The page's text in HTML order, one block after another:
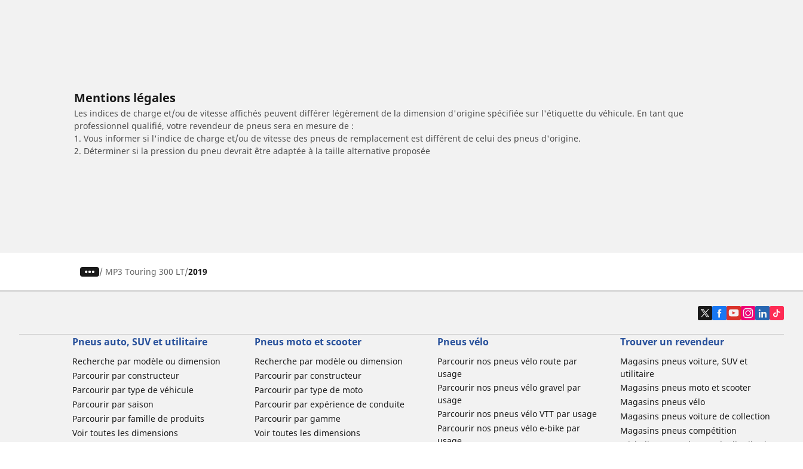
Mentions légales
Les indices de charge et/ou de vitesse affichés peuvent différer légèrement de la dimension d'origine spécifiée sur l'étiquette du véhicule. En tant que
professionnel qualifié, votre revendeur de pneus sera en mesure de :
1. Vous informer si l'indice de charge et/ou de vitesse des pneus de remplacement est différent de celui des pneus d'origine.
2. Déterminer si la pression du pneu devrait être adaptée à la taille alternative proposée
/ MP3 Touring 300 LT 2019
Pneus auto, SUV et utilitaire
Recherche par modèle ou dimension
Parcourir par constructeur
Parcourir par type de véhicule
Parcourir par saison
Parcourir par famille de produits
Voir toutes les dimensions
Pneus moto et scooter
Recherche par modèle ou dimension
Parcourir par constructeur
Parcourir par type de moto
Parcourir par expérience de conduite
Parcourir par gamme
Voir toutes les dimensions
Pneus vélo
Parcourir nos pneus vélo route par
usage
Parcourir nos pneus vélo gravel par
usage
Parcourir nos pneus vélo VTT par usage
Parcourir nos pneus vélo e-bike par
usage
Trouver un revendeur
Magasins pneus voiture, SUV et
utilitaire
Magasins pneus moto et scooter
Magasins pneus vélo
Magasins pneus voiture de collection
Magasins pneus compétition
Michelin et ses réseaux de distribution